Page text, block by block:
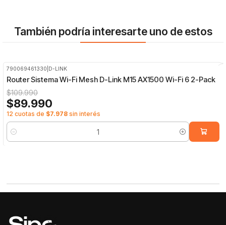
También podría interesarte uno de estos
790069461330 D-LINK
Router Sistema Wi-Fi Mesh D-Link M15 AX1500 Wi-Fi 6 2-Pack
$109.990
$89.990
12 cuotas de $7.978 sin interés
Cantidad